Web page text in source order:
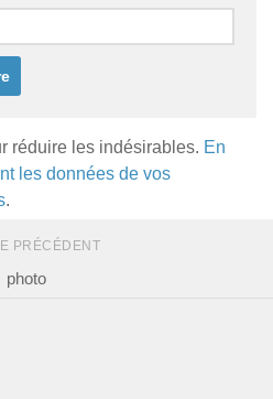
réduire les indésirables. En
les données de vos
.
PRÉCÉDENT
photo